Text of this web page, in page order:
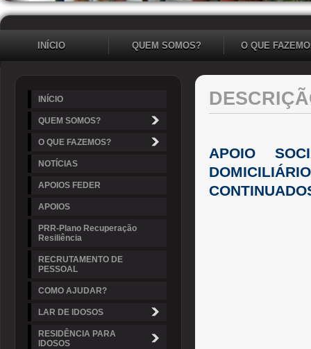
INÍCIO QUEM SOMOS? O QUE
INÍCIO
QUEM SOMOS?
O QUE FAZEMOS?
NOTÍCIAS
APOIOS FEDER
APOIOS
PRR-Plano Recuperação
Resiliência
RECRUTAMENTO DE
PESSOAL
COMO AJUDAR?
LAR DE IDOSOS
RESIDÊNCIA PARA
IDOSOS
APOIO